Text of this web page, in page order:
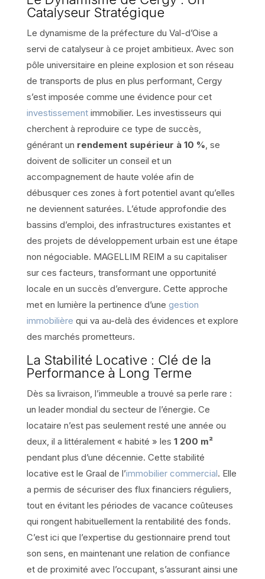
Catalyseur Stratégique
Le dynamisme de la préfecture du Val-d’Oise a
servi de catalyseur à ce projet ambitieux. Avec son
pôle universitaire en pleine explosion et son réseau
de transports de plus en plus performant, Cergy
s’est imposée comme une évidence pour cet
investissementimmobilier. Les investisseurs qui
cherchent à reproduire ce type de succès,
générant un rendement supérieur à 10 %, se
doivent de solliciter un conseil et un
accompagnement de haute volée afin de
débusquer ces zones à fort potentiel avant qu’elles
ne deviennent saturées. L’étude approfondie des
bassins d’emploi, des infrastructures existantes et
des projets de développement urbain est une étape
non négociable. MAGELLIM REIM a su capitaliser
sur ces facteurs, transformant une opportunité
locale en un succès d’envergure. Cette approche
met en lumière la pertinence d’une gestion
immobilière qui va au-delà des évidences et explore
des marchés prometteurs.
La Stabilité Locative : Clé de la
Performance à Long Terme
Dès sa livraison, l’immeuble a trouvé sa perle rare :
un leader mondial du secteur de l’énergie. Ce
locataire n’est pas seulement resté une année ou
deux, il a littéralement « habité » les 1 200 m²
pendant plus d’une décennie. Cette stabilité
locative est le Graal de l’immobilier commercial. Elle
a permis de sécuriser des flux financiers réguliers,
tout en évitant les périodes de vacance coûteuses
qui rongent habituellement la rentabilité des fonds.
C’est ici que l’expertise du gestionnaire prend tout
son sens, en maintenant une relation de confiance
et de proximité avec l’occupant, s’assurant ainsi une